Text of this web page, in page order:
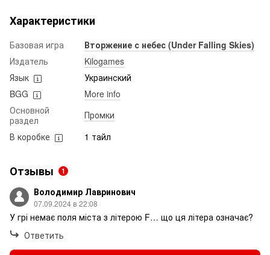
Характеристики
Базовая игра
Вторжение с небес (Under Falling Skies)
Издатель
Kilogames
Язык
Украинский
BGG
More info
Основной
раздел
Промки
В коробке
1 тайл
Отзывы 1
Володимир Лавринович
07.09.2024 в 22:08
У грі немає поля міста з літерою F… що ця літера означає?
Ответить